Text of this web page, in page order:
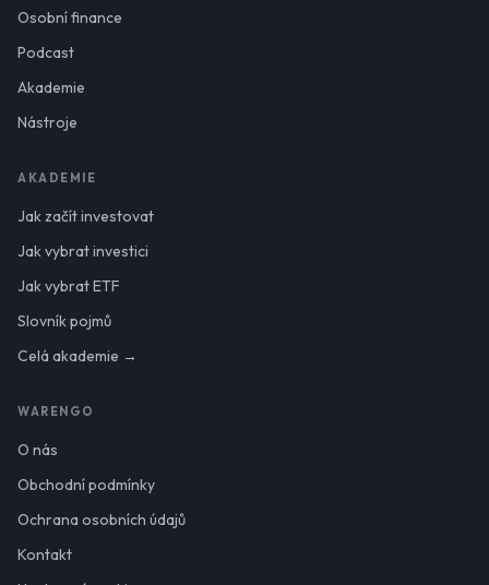
Osobní finance
Podcast
Akademie
Nástroje
AKADEMIE
Jak začít investovat
Jak vybrat investici
Jak vybrat ETF
Slovník pojmů
Celá akademie →
WARENGO
O nás
Obchodní podmínky
Ochrana osobních údajů
Kontakt